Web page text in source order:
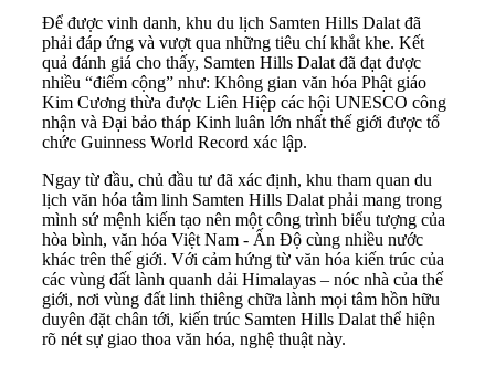
Để được vinh danh, khu du lịch Samten Hills Dalat đã
phải đáp ứng và vượt qua những tiêu chí khắt khe. Kết
quả đánh giá cho thấy, Samten Hills Dalat đã đạt được
nhiều “điểm cộng” như: Không gian văn hóa Phật giáo
Kim Cương thừa được Liên Hiệp các hội UNESCO công
nhận và Đại bảo tháp Kinh luân lớn nhất thế giới được tổ
chức Guinness World Record xác lập.
Ngay từ đầu, chủ đầu tư đã xác định, khu tham quan du
lịch văn hóa tâm linh Samten Hills Dalat phải mang trong
mình sứ mệnh kiến tạo nên một công trình biểu tượng của
hòa bình, văn hóa Việt Nam - Ấn Độ cùng nhiều nước
khác trên thế giới. Với cảm hứng từ văn hóa kiến trúc của
các vùng đất lành quanh dải Himalayas – nóc nhà của thế
giới, nơi vùng đất linh thiêng chữa lành mọi tâm hồn hữu
duyên đặt chân tới, kiến trúc Samten Hills Dalat thể hiện
rõ nét sự giao thoa văn hóa, nghệ thuật này.